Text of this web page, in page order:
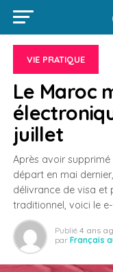
VIE PRATIQUE
Le Maroc
juillet
Après avoir
départ en mai
délivrance de visa et
traditionnel, voici le
Publié 4 ans
par Français